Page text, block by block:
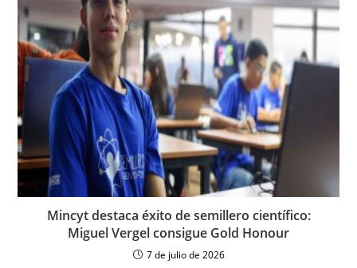
Mincyt destaca éxito de semillero científico:
Miguel Vergel consigue Gold Honour
7 de julio de 2026